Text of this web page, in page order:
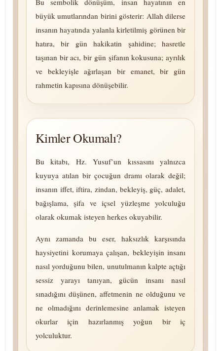
Bu sembolik dönüşüm, insan hayatının en
büyük umutlarından birini gösterir: Allah dilerse
insanın hayatında yalanla kirletilmiş görünen bir
hatıra, bir gün hakikatin şahidine; hasretle
taşınan bir acı, bir gün şifanın kokusuna; ayrılık
ve bekleyişle ağırlaşan bir emanet, bir gün
rahmetin kapısına dönüşebilir.
Kimler Okumalı?
Bu kitabı, Hz. Yusuf’un kıssasını yalnızca
kuyuya atılan bir çocuğun dramı olarak değil;
insanın iffet, iftira, zindan, bekleyiş, güç, adalet,
bağışlama, şifa ve içsel yüzleşme yolculuğu
olarak okumak isteyen herkes okuyabilir.
Aynı zamanda bu eser, haksızlık karşısında
haysiyetini korumaya çalışan, bekleyişin insanı
nasıl yorduğunu bilen, unutulmanın kalpte açtığı
sessiz yarayı tanıyan, gücün insanı nasıl
sınadığını düşünen, affetmenin ne olduğunu ve
ne olmadığını de­rin­le­me­si­ne anlamak isteyen
okurlar için hazırlanmış yoğun bir iç
yolculuktur.